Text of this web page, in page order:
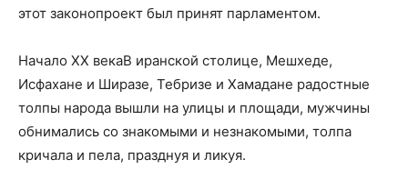
этот законопроект был принят парламентом.
Начало ХХ векаВ иранской столице, Мешхеде,
Исфахане и Ширазе, Тебризе и Хамадане радостные
толпы народа вышли на улицы и площади, мужчины
обнимались со знакомыми и незнакомыми, толпа
кричала и пела, празднуя и ликуя.